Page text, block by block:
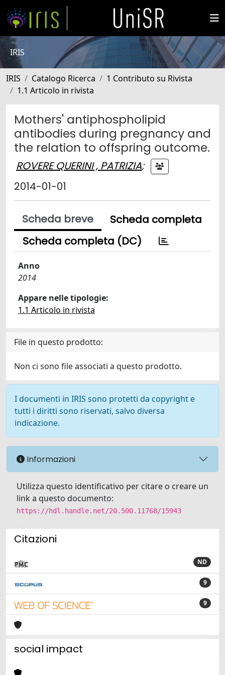
IRIS
IRIS Catalogo Ricerca
1 Contributo su Rivista
1.1 Articolo in rivista
Mothers' antiphospholipid
antibodies during pregnancy and
the relation to offspring outcome.
ROVERE QUERINI , PATRIZIA;
2014-01-01
Scheda breve
Scheda completa
Scheda completa (DC)
Anno
2014
Appare nelle tipologie:
1.1 Articolo in rivista
File in questo prodotto:
Non ci sono file associati a questo prodotto.
I documenti in IRIS sono protetti da copyright e
tutti i diritti sono riservati, salvo diversa
indicazione.
Informazioni
Utilizza questo identificativo per citare o creare un
link a questo documento:
https://hdl.handle.net/20.500.11768/15943
Citazioni
ND
9
9
social impact